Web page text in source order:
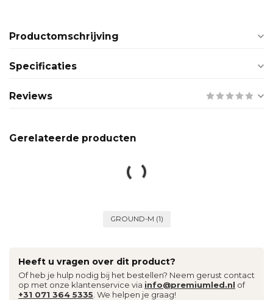
Productomschrijving
Specificaties
Reviews
Gerelateerde producten
GROUND-M (1)
Heeft u vragen over dit product?
Of heb je hulp nodig bij het bestellen? Neem gerust contact
op met onze klantenservice via info@premiumled.nl of
+31 071 364 5335 . We helpen je graag!